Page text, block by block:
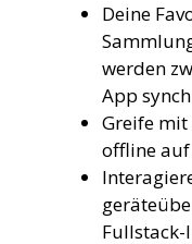
Deine
werden
App
Greife
offline
Fullstack-